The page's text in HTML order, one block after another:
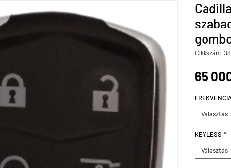
Cikkszám:
65
FREKVENCIA
Választás
KEYLESS *
Választás